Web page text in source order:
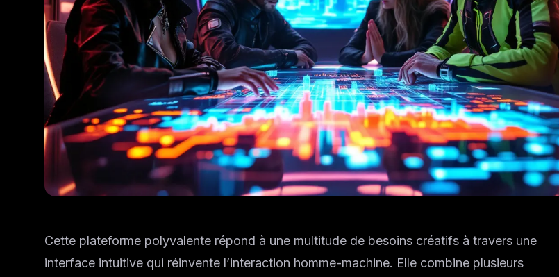
Cette plateforme polyvalente répond à une multitude de besoins créatifs à travers une
interface intuitive qui réinvente l’interaction homme-machine. Elle combine plusieurs